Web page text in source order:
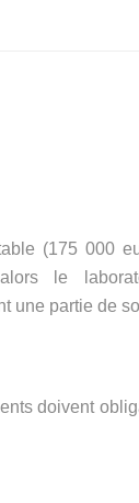
(175 000
le
une partie de
doivent